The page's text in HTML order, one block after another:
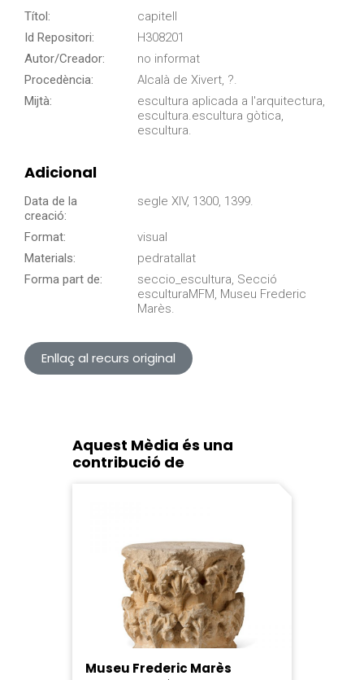
Títol:
capitell
Id Repositori:
H308201
Autor/Creador:
no informat
Procedència:
Alcalà de Xivert, ?.
Mijtà:
escultura aplicada a l'arquitectura,
escultura.escultura gòtica,
escultura.
Adicional
Data de la
creació:
segle XIV, 1300, 1399.
Format:
visual
Materials:
pedratallat
Forma part de:
seccio_escultura, Secció
esculturaMFM, Museu Frederic
Marès.
Enllaç al recurs original
Aquest Mèdia és una
contribució de
Museu Frederic Marès